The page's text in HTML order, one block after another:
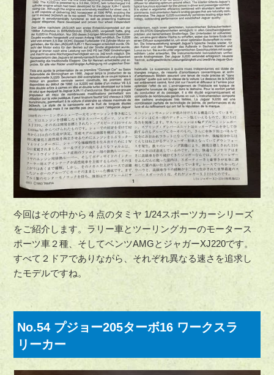
今回はその中から４点のタミヤ 1/24スポーツカーシリーズ
をご紹介します。ラリー車とツーリングカーのモータース
ポーツ車２種、そしてベンツAMGとジャガーXJ220です。
すべて２ドアでありながら、それぞれ異なる速さを追求し
たモデルですね。
No.54 プジョー205ターボ16 ワークスラ
リーカー